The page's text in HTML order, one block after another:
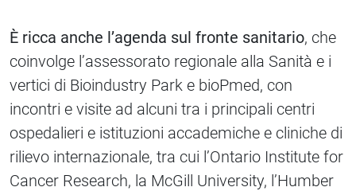
È ricca anche l’agenda sul fronte sanitario, che
coinvolge l’assessorato regionale alla Sanità e i
vertici di Bioindustry Park e bioPmed, con
incontri e visite ad alcuni tra i principali centri
ospedalieri e istituzioni accademiche e cliniche di
rilievo internazionale, tra cui l’Ontario Institute for
Cancer Research, la McGill University, l’Humber